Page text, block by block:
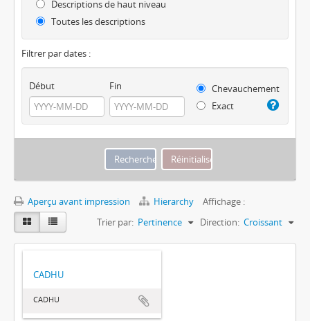
Descriptions de haut niveau
Toutes les descriptions
Filtrer par dates :
Début Fin
Chevauchement
Exact
Aperçu avant impression Hierarchy
Affichage :
Trier par: Pertinence Direction: Croissant
CADHU
CADHU